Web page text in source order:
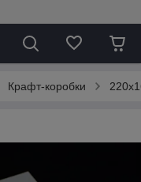
Крафт-коробки